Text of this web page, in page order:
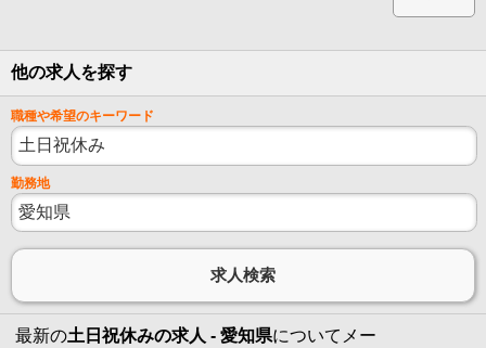
他の求人を探す
職種や希望のキーワード
勤務地
最新の土日祝休みの求人 - 愛知県についてメー